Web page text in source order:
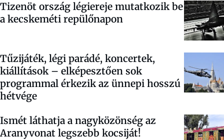
Tizenöt ország légiereje mutatkozik be
a kecskeméti repülőnapon
Tűzijáték, légi parádé, koncertek,
kiállítások – elképesztően sok
programmal érkezik az ünnepi hosszú
hétvége
Ismét láthatja a nagyközönség az
Aranyvonat legszebb kocsiját!